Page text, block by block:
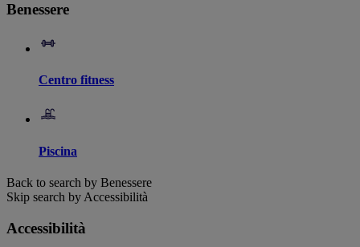
Benessere
Centro fitness
Piscina
Back to search by Benessere
Skip search by Accessibilità
Accessibilità